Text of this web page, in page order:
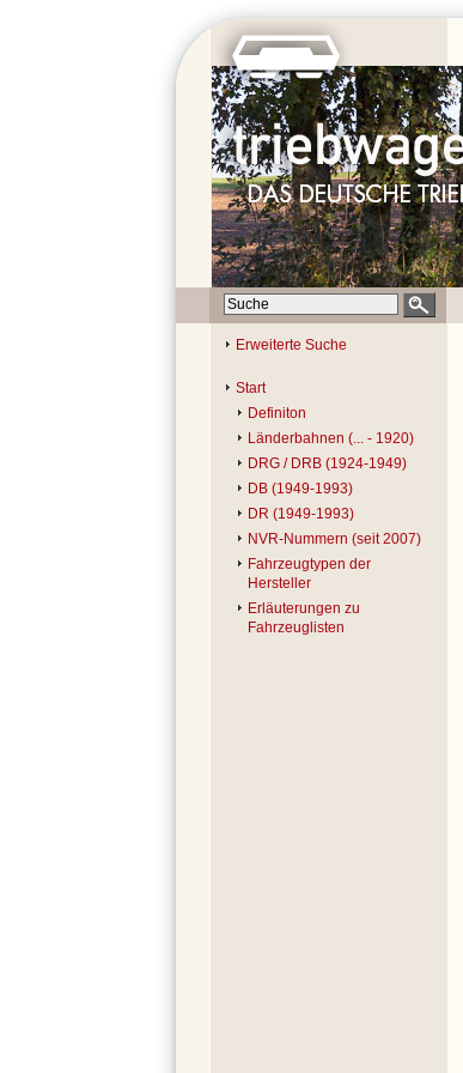
Erweiterte Suche
Start
Definiton
Länderbahnen (... - 1920)
DRG / DRB (1924-1949)
DB (1949-1993)
DR (1949-1993)
NVR-Nummern (seit 2007)
Fahrzeugtypen der
Hersteller
Erläuterungen zu
Fahrzeuglisten